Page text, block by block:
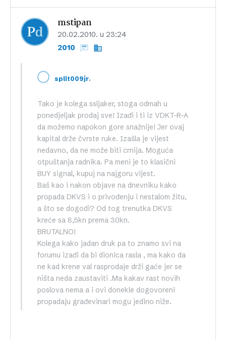
mstipan
20.02.2010. u 23:24
2010
split009jr,
Tako je kolega ssljaker, stoga odmah u
ponedjeljak prodaj sve! Izađi i ti iz VDKT-R-A
da možemo napokon gore snažnije! Jer ovaj
kapital drže čvrste ruke. Izašla je vijest
nedavno, da ne može biti crnija. Moguća
otpuštanja radnika. Pa meni je to klasični
BUY signal, kupuj na najgoru vijest.
Baš kao i nakon objave na dnevniku kako
propada DKVS i o privođenju i nestalom žitu,
a što se dogodi? Od tog trenutka DKVS
kreće sa 8,5kn prema 30kn.
BRUTALNO!
Kolega kako jadan druk pa to znamo svi na
forumu izađi da bi dionica rasla , ma kako da
ne kad krene val rasprodaje drži gaće jer se
ništa neda zaustaviti .Ma kakav rast novih
poslova nema a i ovi donekle dogovoreni
propadaju građevinari mogu jedino niže.